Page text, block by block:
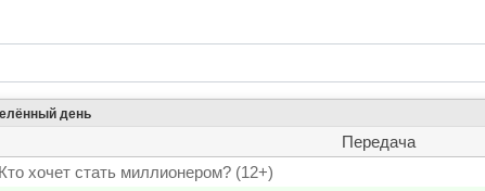
день
Передача
Кто хочет стать миллионером? (12+)